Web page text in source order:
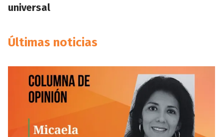
universal
Últimas noticias